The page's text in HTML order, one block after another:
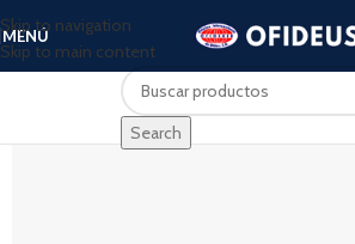
Skip to navigation
Skip to main content
MENÚ
Search